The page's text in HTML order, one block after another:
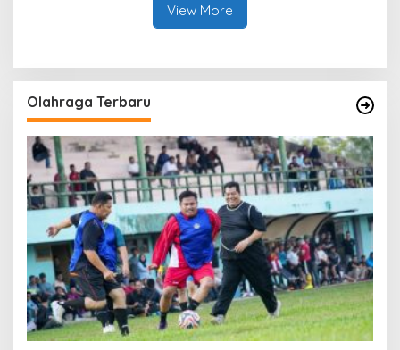
View More
Olahraga Terbaru